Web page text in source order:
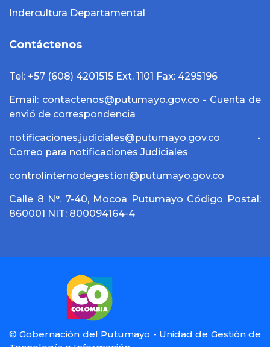
Indercultura Departamental
Contáctenos
Tel: +57 (608) 4201515 Ext. 1101 Fax: 4295196
Email: contactenos@putumayo.gov.co - Cuenta de
envió de correspondencia
notificaciones.judiciales@putumayo.gov.co -
Correo para notificaciones Judiciales
controlinternodegestion@putumayo.gov.co
Calle 8 N°. 7-40, Mocoa Putumayo Código Postal:
860001 NIT: 800094164-4
© Gobernación del Putumayo - Unidad de Gestión de